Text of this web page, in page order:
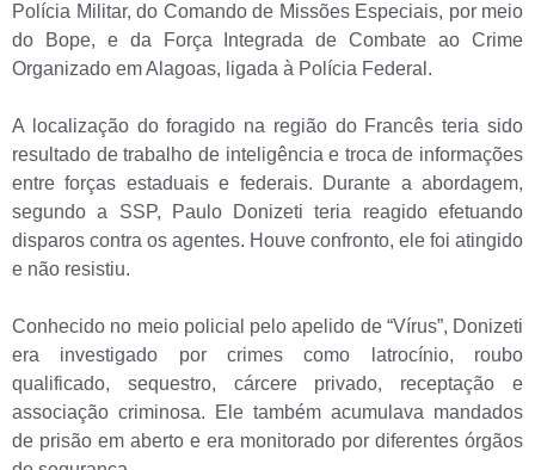
Polícia Militar, do Comando de Missões Especiais, por meio
do Bope, e da Força Integrada de Combate ao Crime
Organizado em Alagoas, ligada à Polícia Federal.
A localização do foragido na região do Francês teria sido
resultado de trabalho de inteligência e troca de informações
entre forças estaduais e federais. Durante a abordagem,
segundo a SSP, Paulo Donizeti teria reagido efetuando
disparos contra os agentes. Houve confronto, ele foi atingido
e não resistiu.
Conhecido no meio policial pelo apelido de “Vírus”, Donizeti
era investigado por crimes como latrocínio, roubo
qualificado, sequestro, cárcere privado, receptação e
associação criminosa. Ele também acumulava mandados
de prisão em aberto e era monitorado por diferentes órgãos